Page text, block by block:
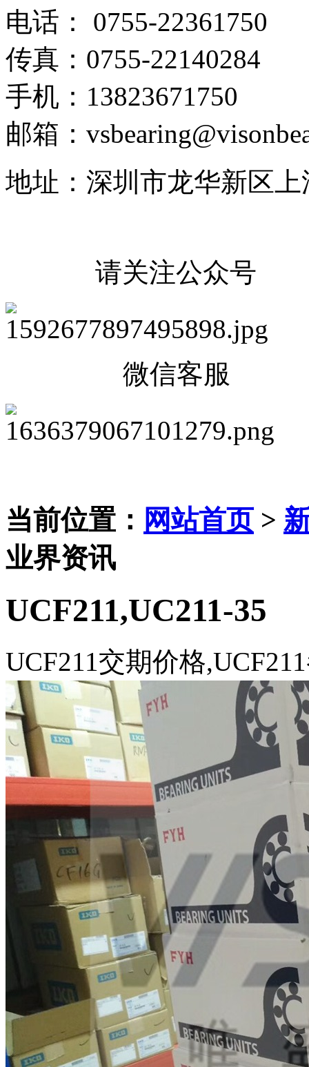
电话： 0755-22361750
传真：0755-22140284
手机：13823671750
邮箱：
地址：深圳市龙华新区
请关注公众号
微信客服
当前位置： 网站首页>
业界资讯
UCF211,UC211-35
UCF211交期价格